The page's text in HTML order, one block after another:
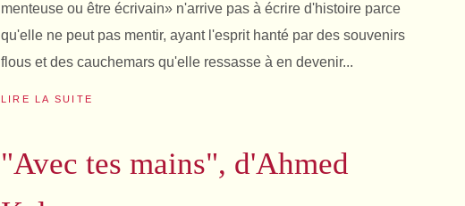
menteuse ou être écrivain» n'arrive pas à écrire d'histoire parce
qu'elle ne peut pas mentir, ayant l'esprit hanté par des souvenirs
flous et des cauchemars qu'elle ressasse à en devenir...
LIRE LA SUITE
"Avec tes mains", d'Ahmed